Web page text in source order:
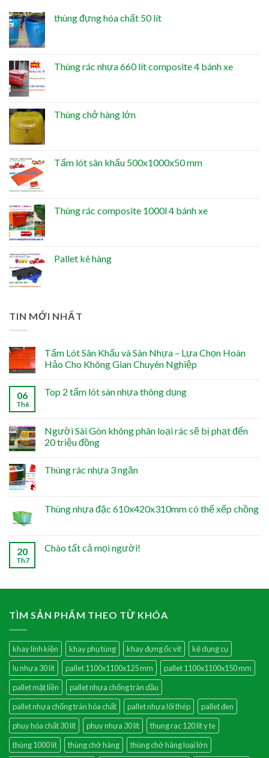
thùng đựng hóa chất 50 lít
Thùng rác nhựa 660 lít composite 4 bánh xe
Thùng chở hàng lớn
Tấm lót sân khấu 500x1000x50 mm
Thùng rác composite 1000l 4 bánh xe
Pallet kê hàng
TIN MỚI NHẤT
Tấm Lót Sân Khấu và Sàn Nhựa – Lựa Chọn Hoàn
Hảo Cho Không Gian Chuyên Nghiệp
06
Th6
Top 2 tấm lót sàn nhựa thông dụng
Người Sài Gòn không phân loại rác sẽ bị phạt đến
20 triệu đồng
Thùng rác nhựa 3 ngăn
Thùng nhựa đặc 610x420x310mm có thể xếp chồng
20
Th7
Chào tất cả mọi người!
TÌM SẢN PHẨM THEO TỪ KHÓA
khay linh kiện khay phụ tùng khay đựng ốc vít
kệ dụng cụ
lu nhựa 30 lít
pallet 1100x1100x125 mm
pallet 1100x1100x150 mm
pallet mặt liền
pallet nhựa chống tràn dầu
pallet nhựa chống tràn hóa chất
pallet nhựa lõi thép
pallet đen
phuy hóa chất 30 lít
phuy nhựa 30 lít
thung rac 120 lit y te
thùng 1000 lít
thùng chở hàng
thùng chở hàng loại lớn